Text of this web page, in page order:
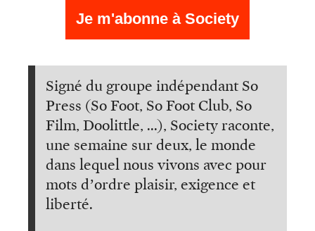
Je m'abonne à Society
Signé du groupe indépendant So
Press (So Foot, So Foot Club, So
Film, Doolittle, ...), Society raconte,
une semaine sur deux, le monde
dans lequel nous vivons avec pour
mots d’ordre plaisir, exigence et
liberté.